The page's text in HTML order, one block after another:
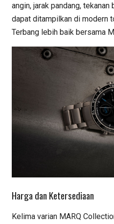
angin, jarak pandang,
dapat ditampilkan di modern
Terbang lebih baik bersama
Harga dan Ketersediaan
Kelima varian MARQ